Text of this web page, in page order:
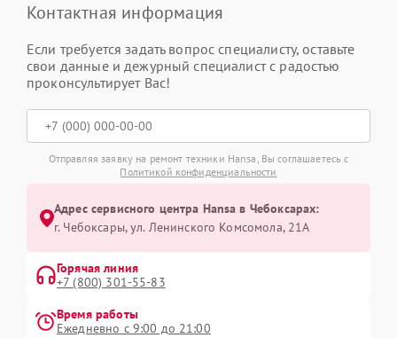
Контактная информация
Если требуется задать вопрос специалисту, оставьте
свои данные и дежурный специалист с радостью
проконсультирует Вас!
Отправляя заявку на ремонт техники Hansa, Вы соглашаетесь с
Политикой конфиденциальности
Адрес сервисного центра Hansa в Чебоксарах:
г. Чебоксары, ул. Ленинского Комсомола, 21А
Горячая линия
+7 (800) 301-55-83
Время работы
Ежедневно с 9:00 до 21:00